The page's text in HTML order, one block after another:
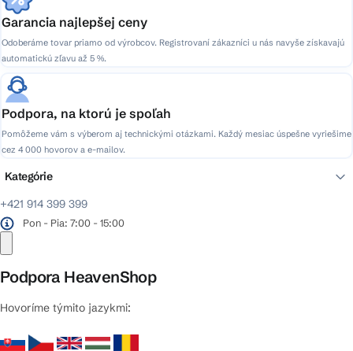
Garancia najlepšej ceny
Odoberáme tovar priamo od výrobcov. Registrovaní zákazníci u nás navyše získavajú
automatickú zľavu až 5 %.
Podpora, na ktorú je spoľah
Pomôžeme vám s výberom aj technickými otázkami. Každý mesiac úspešne vyriešime
cez 4 000 hovorov a e-mailov.
+421 914 399 399
Pon - Pia: 7:00 - 15:00
Podpora HeavenShop
Hovoríme týmito jazykmi:
Kategórie